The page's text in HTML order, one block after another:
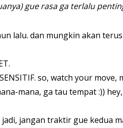
gue rasa ga terlalu
lalu. dan mungkin akan
so, watch your move,
mana, ga tau tempat :))
jangan traktir gue kedua